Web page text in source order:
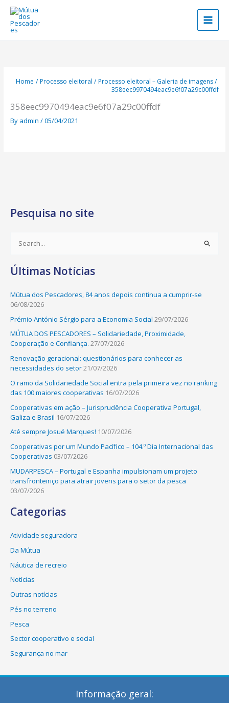
content
Home Processo eleitoral
Processo eleitoral – Galeria de imagens
358eec9970494eac9e6f07a29c00ffdf
358eec9970494eac9e6f07a29c00ffdf
By admin/05/04/2021
Pesquisa no site
a
c
f
o
Últimas Notícias
Mútua dos Pescadores, 84 anos depois continua a cumprir-se
06/08/2026
Prémio António Sérgio para a Economia Social 29/07/2026
MÚTUA DOS PESCADORES – Solidariedade, Proximidade,
Cooperação e Confiança. 27/07/2026
Renovação geracional: questionários para conhecer as
necessidades do setor21/07/2026
O ramo da Solidariedade Social entra pela primeira vez no ranking
das 100 maiores cooperativas 16/07/2026
Cooperativas em ação – Jurisprudência Cooperativa Portugal,
Galiza e Brasil 16/07/2026
Até sempre Josué Marques! 10/07/2026
Cooperativas por um Mundo Pacífico – 104.º Dia Internacional das
Cooperativas 03/07/2026
MUDARPESCA – Portugal e Espanha impulsionam um projeto
transfronteiriço para atrair jovens para o setor da pesca
03/07/2026
Categorias
Atividade seguradora
Da Mútua
Náutica de recreio
Notícias
Outras notícias
Pés no terreno
Pesca
Sector cooperativo e social
Segurança no mar
Informação geral: